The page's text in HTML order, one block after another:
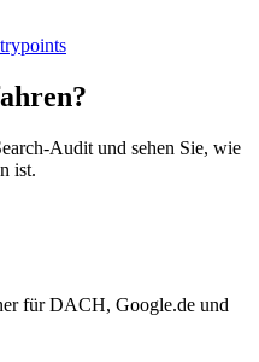
Audit und sehen Sie, wie
ist.
für DACH, Google.de und